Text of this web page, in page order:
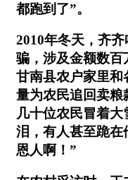
都跑到了”。
2010年冬天，齐
骗，涉及金额数百
甘南县农户家里和
量为农民追回卖粮
几十位农民冒着
泪，有人甚至跪在
恩人啊！”